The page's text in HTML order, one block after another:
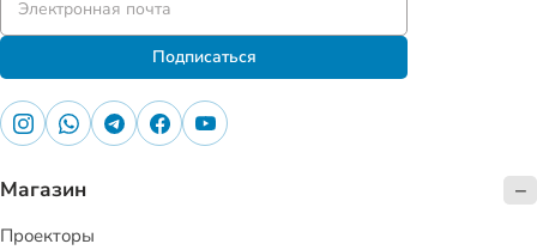
Подписаться
Магазин
Проекторы